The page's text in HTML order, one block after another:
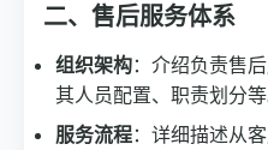
二、售后服务体系
组织架构：介绍负责售
其人员配置、职责划分等
服务流程：详细描述从